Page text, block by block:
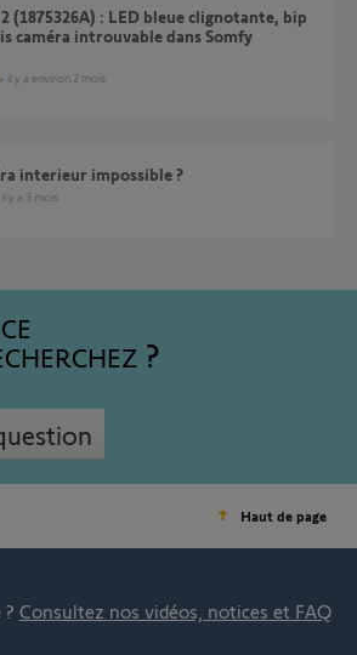
caméra introuvable dans Somfy
il y a environ 2 mois
interieur impossible ?
il y a 3 mois
Haut de page
? Consultez nos vidéos, notices et FAQ